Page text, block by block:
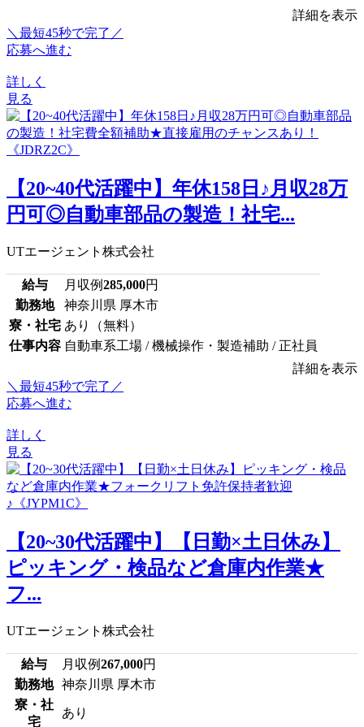
詳細を表示
＼最短45秒で完了／
応募へ進む
詳しく
見る
【20~40代活躍中】年休158日♪月収28万
円可◎自動車部品の製造！社宅...
UTエージェント株式会社
給与 月収例285,000円
勤務地
神奈川県 厚木市
寮・社宅 あり（無料）
仕事内容 自動車系工場 / 機械操作・製造補助 / 正社員
詳細を表示
＼最短45秒で完了／
応募へ進む
詳しく
見る
【20~30代活躍中】【日勤×土日休み】
ピッキング・検品など倉庫内作業★
フ...
UTエージェント株式会社
給与 月収例267,000円
勤務地
神奈川県 厚木市
寮・社
宅
あり